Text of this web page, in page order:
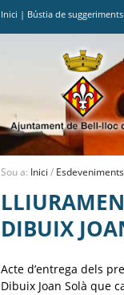
Inici | Bústia de suggeriments
Sou a: Inici / Esdeveniments
DIBUIX
Acte d’entrega dels
Dibuix Joan Solà que